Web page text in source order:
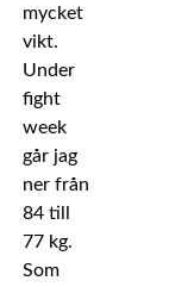
mycket
vikt.
Under
fight
week
går jag
ner från
84 till
77 kg.
Som